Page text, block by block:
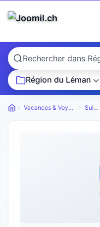
Région du Léman
Petites annonces
Vacances & Voyages Suisse